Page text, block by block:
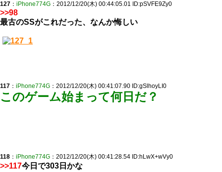
127 ： iPhone774G ：2012/12/20(木) 00:44:05.01 ID:pSVFE9Zy0
>>98
最古のSSがこれだった、なんか悔しい
117 ： iPhone774G ：2012/12/20(木) 00:41:07.90 ID:gSlhoyLI0
このゲーム始まって何日だ？
118 ： iPhone774G ：2012/12/20(木) 00:41:28.54 ID:hLwX+wVy0
>>117今日で303日かな